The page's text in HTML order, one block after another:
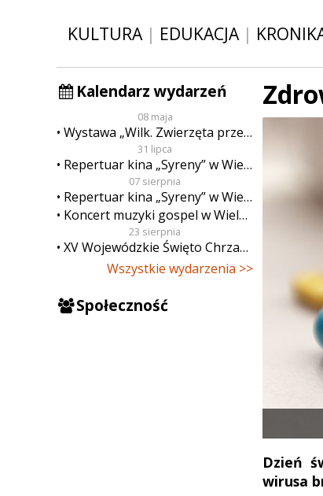
KULTURA| EDUKACJA|
Kalendarz wydarzeń
08 maja
Wystawa „Wilk. Zwierzęta przeklęte”
31 lipca
Repertuar kina „Syreny” w Wieluniu w dn. od 31 lipca do 6 sierpnia
07 sierpnia
Repertuar kina „Syreny” w Wieluniu w dn. od 7 do 13 sierpnia
Koncert muzyki gospel w Wieluniu
23 sierpnia
XV Wojewódzkie Święto Chrzanu
Wszystkie wydarzenia >>
Społeczność
Dzień
wirusa